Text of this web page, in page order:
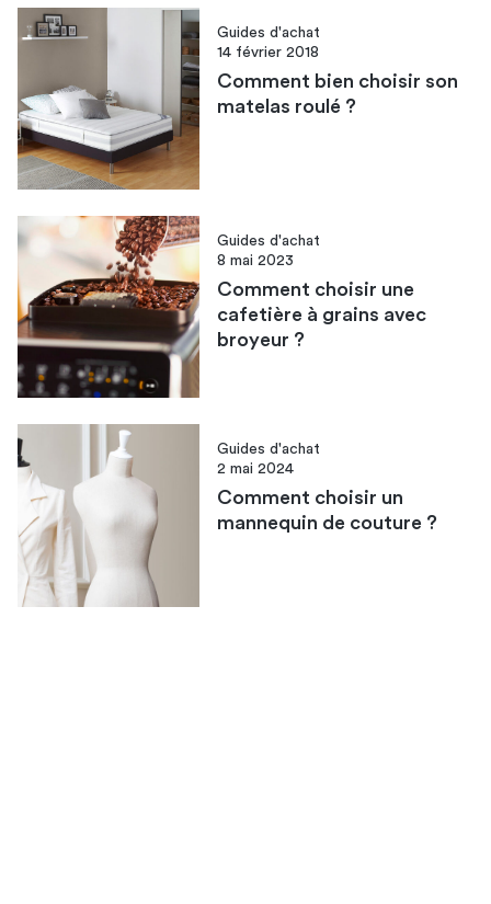
Guides d'achat
14 février 2018
Comment bien choisir son
matelas roulé ?
Guides d'achat
8 mai 2023
Comment choisir une
cafetière à grains avec
broyeur ?
Guides d'achat
2 mai 2024
Comment choisir un
mannequin de couture ?